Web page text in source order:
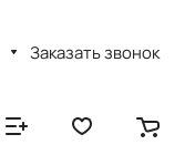
Заказать звонок